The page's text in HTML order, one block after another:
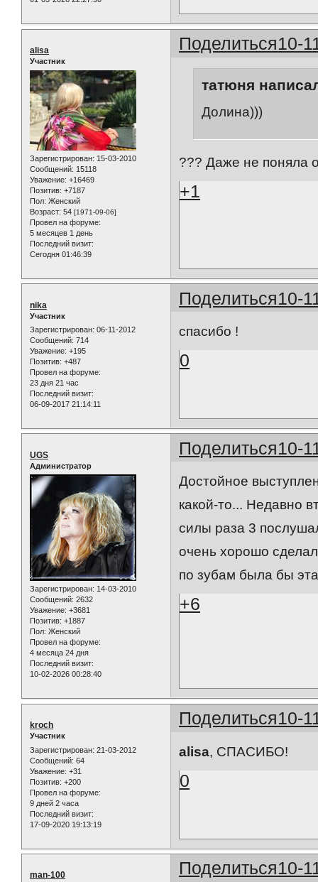
Поделиться10-
alisa
Участник
Зарегистрирован: 15-03-2010
Сообщений: 15118
Уважение: +16469
Позитив: +7187
Пол: Женский
Возраст: 54 [1971-09-06]
Провел на форуме:
5 месяцев 1 день
Последний визит:
Сегодня 01:46:39
татюня
Долина)))
??? Даже не поняла
+1
Поделиться10-
nika
Участник
Зарегистрирован: 06-11-2012
Сообщений: 714
Уважение: +195
Позитив: +487
Провел на форуме:
23 дня 21 час
Последний визит:
06-09-2017 21:14:11
спасибо !
0
Поделиться10-
UGS
Администратор
Зарегистрирован: 14-03-2010
Сообщений: 2632
Уважение: +3681
Позитив: +1887
Пол: Женский
Провел на форуме:
4 месяца 24 дня
Последний визит:
10-02-2026 00:28:40
Достойное
какой-то... Недавно
силы раза 3
очень хорошо
по зубам была бы
+6
Поделиться10-
kroch
Участник
Зарегистрирован: 21-03-2012
Сообщений: 64
Уважение: +31
Позитив: +200
Провел на форуме:
9 дней 2 часа
Последний визит:
17-09-2020 19:13:19
alisa, СПАСИБО!
0
Поделиться10-
man-100